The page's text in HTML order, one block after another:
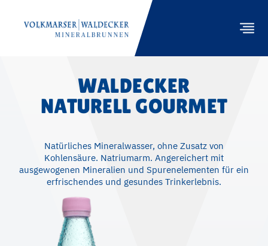
PRODUKTE
NACHHALTIGKEIT
ENGAGEMENT
UNTERNEHMEN
HÄNDLER
WALDECKER
NATURELL ­GOURMET
Natürliches Mineralwasser, ohne Zusatz von
Kohlensäure. Natriumarm. Angereichert mit
ausgewogenen Mineralien und Spurenelementen für ein
erfrischendes und gesundes Trinkerlebnis.